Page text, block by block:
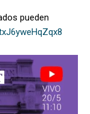
pueden